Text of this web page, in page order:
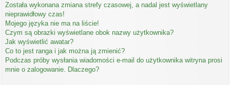
Została wykonana zmiana strefy czasowej, a nadal jest wyświetlany
nieprawidłowy czas!
Mojego języka nie ma na liście!
Czym są obrazki wyświetlane obok nazwy użytkownika?
Jak wyświetlić awatar?
Co to jest ranga i jak można ją zmienić?
Podczas próby wysłania wiadomości e-mail do użytkownika witryna prosi
mnie o zalogowanie. Dlaczego?